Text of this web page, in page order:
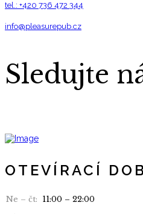
tel.: +420 736 472 344
info@pleasurepub.cz
Sledujte
OTEVÍRACÍ
Ne – čt: 11:00 – 22:00